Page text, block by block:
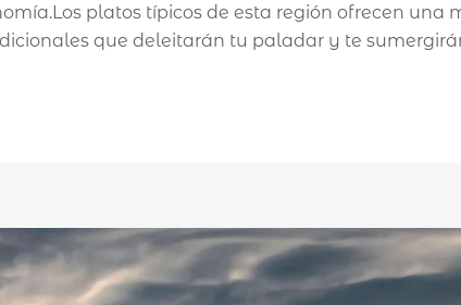
platos típicos de esta región ofrecen una
que deleitarán tu paladar y te